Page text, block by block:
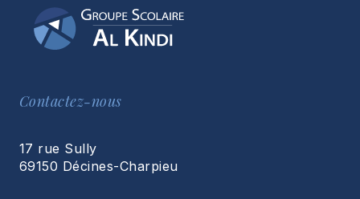
SOLIDARITÉ
Contactez-nous
17 rue Sully
69150 Décines-Charpieu